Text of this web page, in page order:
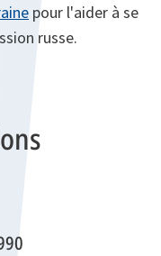
pour l'aider à se
russe.